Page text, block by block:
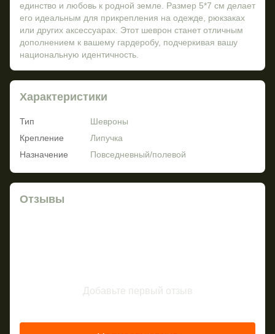
единство и любовь к родной земле. Размер 5*7 см делает
его идеальным для прикрепления на одежде, рюкзаках
или других аксессуарах. Этот шеврон станет отличным
дополнением к вашему гардеробу, подчеркивая вашу
национальную идентичность.
Характеристики
Тип
Шевроны
Крепление
Липучка
Назначение
Повседневный/полевой
Отзывы
Добавьте первый отзыв